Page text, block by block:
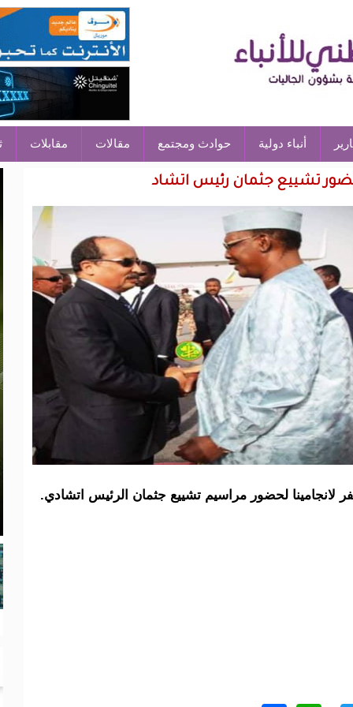
أنباء دولية حوادث ومجتمع مقالات مقابلات
تشييع جثمان رئيس اتشاد
لانجامينا لحضور مراسيم تشييع جثمان الرئيس اتشادي.